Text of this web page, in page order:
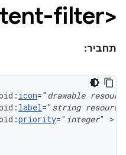
<intent-filter>
תחביר:
icon=" drawable
label=" string resource
priority=" integer"